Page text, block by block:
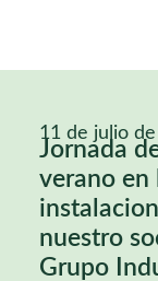
11 de julio
Jornada
verano en
nuestro
Grupo